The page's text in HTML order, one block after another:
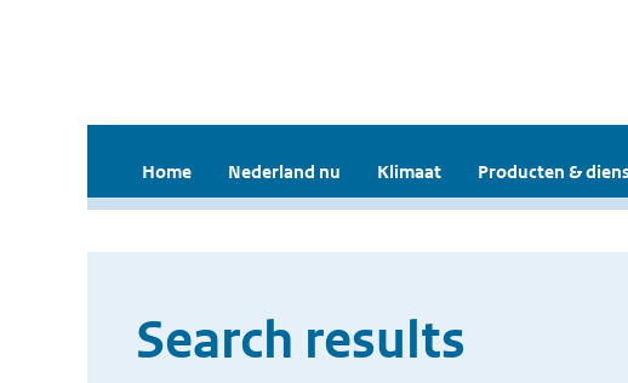
Home Nederland nu Klimaat Producten &
Search results